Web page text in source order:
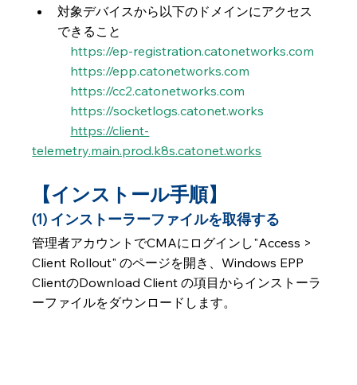
対象デバイスから以下のドメインにアクセス
できること
https://ep-registration.catonetworks.com
https://epp.catonetworks.com
https://cc2.catonetworks.com
https://socketlogs.catonet.works
https://client-
telemetry.main.prod.k8s.catonet.works
【インストール手順】
(1) インストーラーファイルを取得する
管理者アカウントでCMAにログインし"Access >
Client Rollout" のページを開き、Windows EPP
ClientのDownload Client の項目からインストーラ
ーファイルをダウンロードします。